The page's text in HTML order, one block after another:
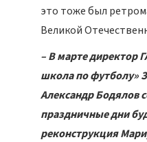
это тоже был
Великой
– В марте директор
школа по футболу»
Александр Бодялов
праздничные дни
реконструкция